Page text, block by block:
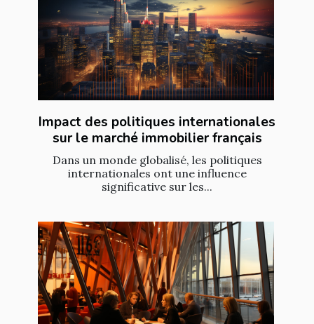
Impact des politiques internationales
sur le marché immobilier français
Dans un monde globalisé, les politiques
internationales ont une influence
significative sur les...